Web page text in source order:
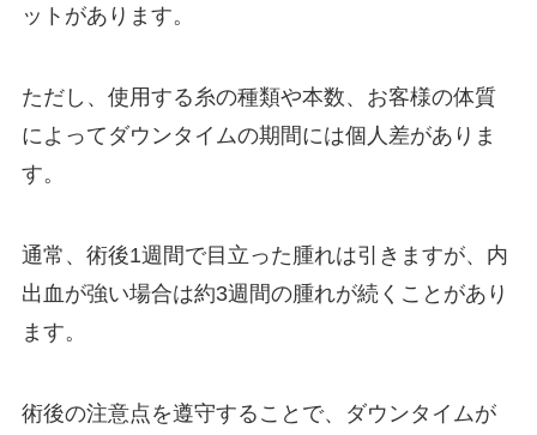
ットがあります。
ただし、使用する糸の種類や本数、お客様の体質
によってダウンタイムの期間には個人差がありま
す。
通常、術後1週間で目立った腫れは引きますが、内
出血が強い場合は約3週間の腫れが続くことがあり
ます。
術後の注意点を遵守することで、ダウンタイムが